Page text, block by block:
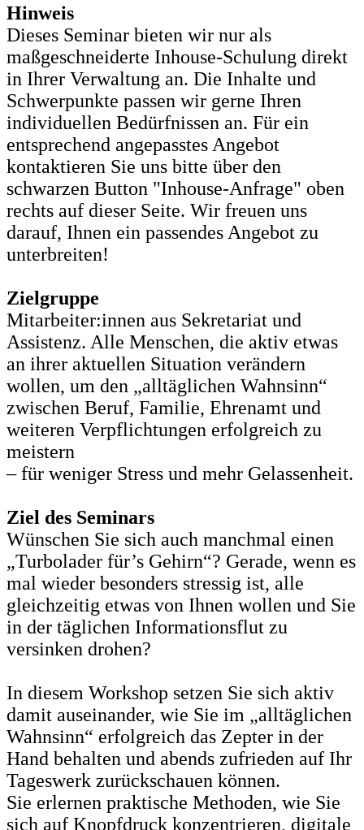
Hinweis
Dieses Seminar bieten wir nur als
maßgeschneiderte Inhouse-Schulung direkt
in Ihrer Verwaltung an. Die Inhalte und
Schwerpunkte passen wir gerne Ihren
individuellen Bedürfnissen an. Für ein
entsprechend angepasstes Angebot
kontaktieren Sie uns bitte über den
schwarzen Button "Inhouse-Anfrage" oben
rechts auf dieser Seite. Wir freuen uns
darauf, Ihnen ein passendes Angebot zu
unterbreiten!
Zielgruppe
Mitarbeiter:innen aus Sekretariat und
Assistenz. Alle Menschen, die aktiv etwas
an ihrer aktuellen Situation verändern
wollen, um den „alltäglichen Wahnsinn“
zwischen Beruf, Familie, Ehrenamt und
weiteren Verpflichtungen erfolgreich zu
meistern
– für weniger Stress und mehr Gelassenheit.
Ziel des Seminars
Wünschen Sie sich auch manchmal einen
„Turbolader für’s Gehirn“? Gerade, wenn es
mal wieder besonders stressig ist, alle
gleichzeitig etwas von Ihnen wollen und Sie
in der täglichen Informationsflut zu
versinken drohen?
In diesem Workshop setzen Sie sich aktiv
damit auseinander, wie Sie im „alltäglichen
Wahnsinn“ erfolgreich das Zepter in der
Hand behalten und abends zufrieden auf Ihr
Tageswerk zurückschauen können.
Sie erlernen praktische Methoden, wie Sie
sich auf Knopfdruck konzentrieren, digitale